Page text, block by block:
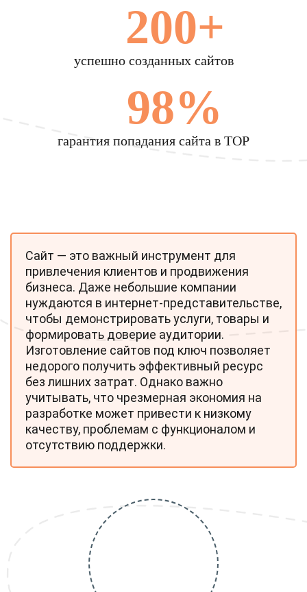
200+
успешно созданных сайтов
98%
гарантия попадания сайта в TOP
Сайт — это важный инструмент для
привлечения клиентов и продвижения
бизнеса. Даже небольшие компании
нуждаются в интернет-представительстве,
чтобы демонстрировать услуги, товары и
формировать доверие аудитории.
Изготовление сайтов под ключ позволяет
недорого получить эффективный ресурс
без лишних затрат. Однако важно
учитывать, что чрезмерная экономия на
разработке может привести к низкому
качеству, проблемам с функционалом и
отсутствию поддержки.